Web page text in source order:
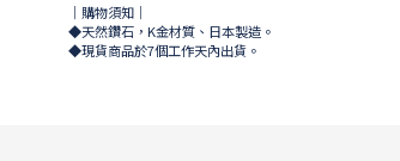
｜購物須知｜
◆天然鑽石，K金材質、日本製造。
◆現貨商品於7個工作天內出貨。